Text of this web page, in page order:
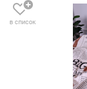
в список